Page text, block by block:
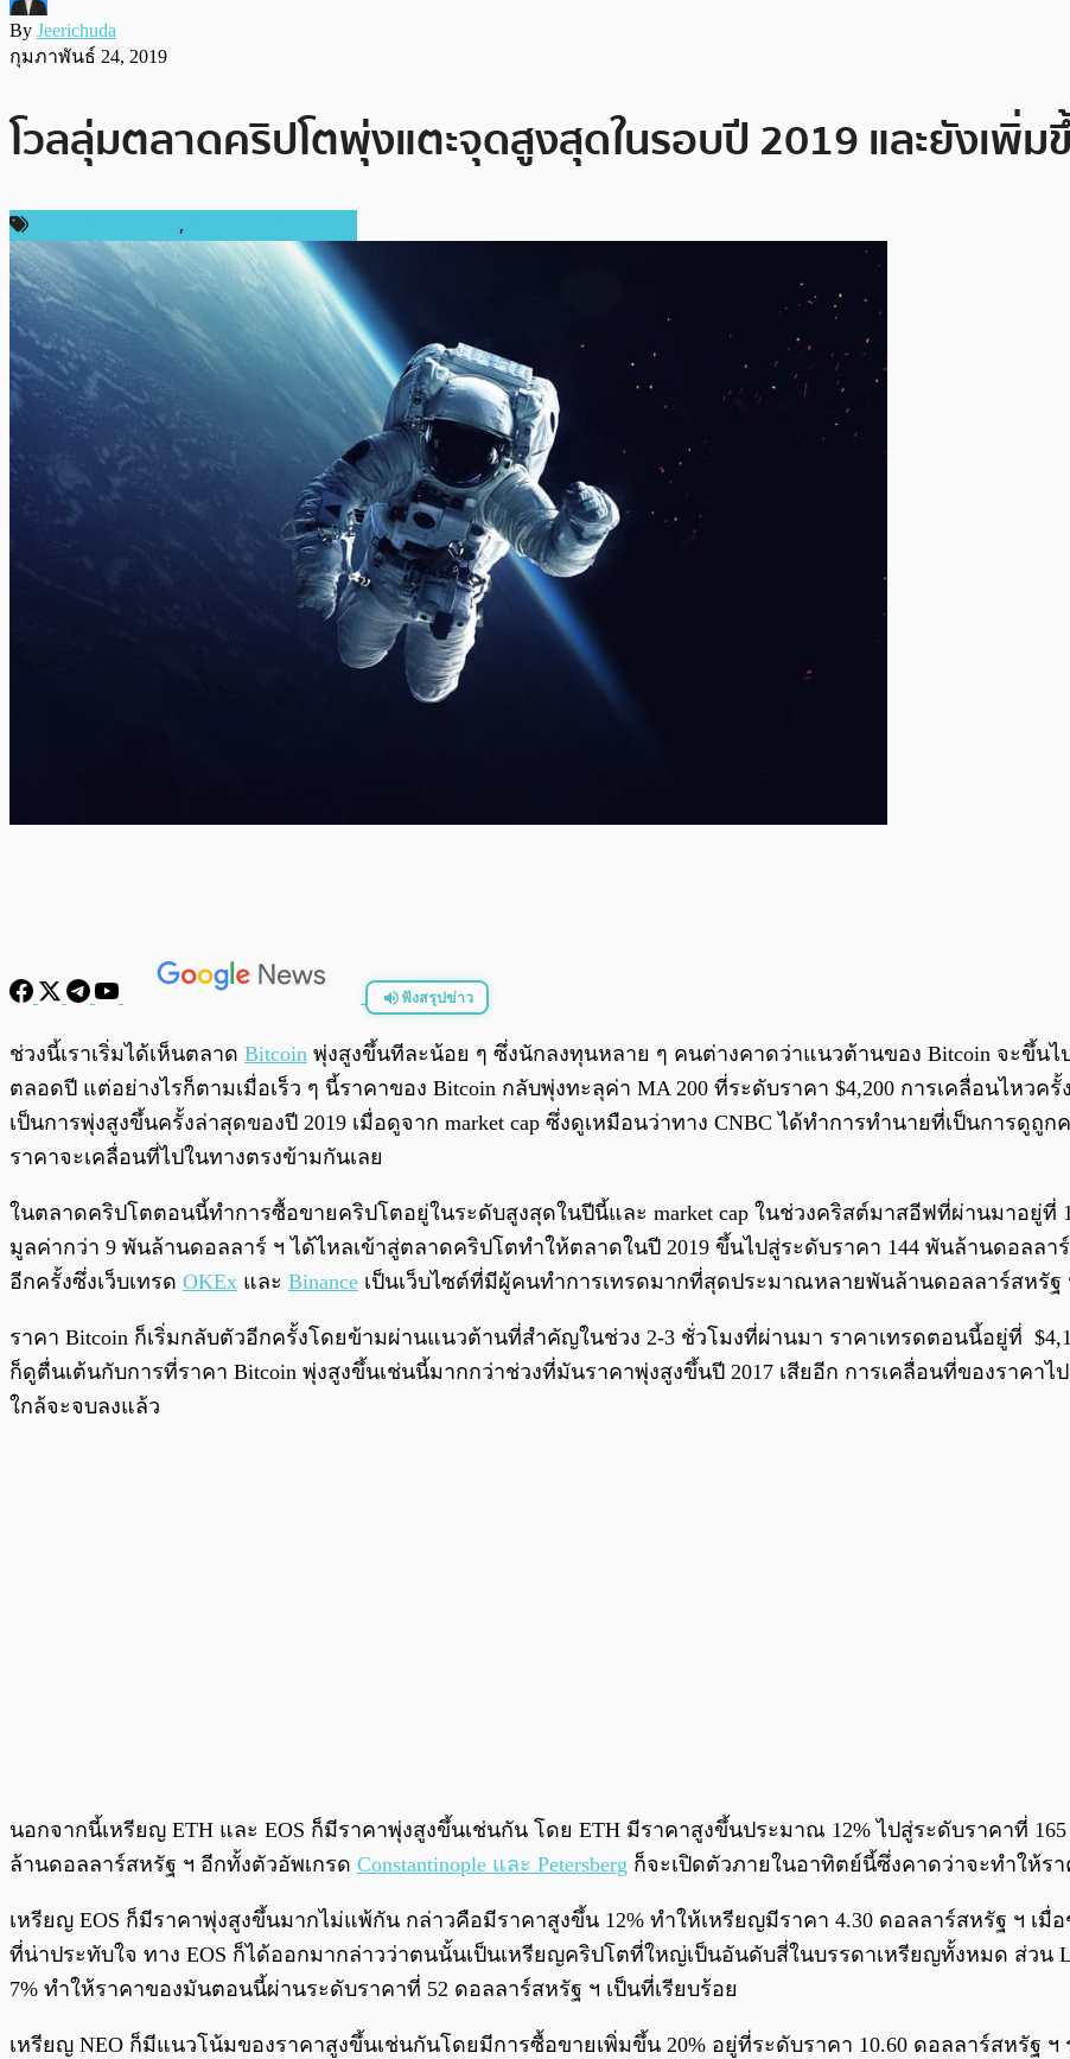
By Jeerichuda
กุมภาพันธ์ 24, 2019
โวลลุ่มตลาดคริปโตพุ่งแตะจุดสูงสุดในรอบปี 2019 และยังเพิ่ม
,
ฟังสรุปข่าว
พร้อมเล่น
ช่วงนี้เราเริ่มได้เห็นตลาด Bitcoin พุ่งสูงขึ้นทีละน้อย ๆ ซึ่งนักลงทุนหลาย ๆ คนต่างคาดว่าแนวต้านของ Bitcoin จะขึ้นไ
ตลอดปี แต่อย่างไรก็ตามเมื่อเร็ว ๆ นี้ราคาของ Bitcoin กลับพุ่งทะลุค่า MA 200 ที่ระดับราคา $4,200 การเคลื่อนไหว
เป็นการพุ่งสูงขึ้นครั้งล่าสุดของปี 2019 เมื่อดูจาก market cap ซึ่งดูเหมือนว่าทาง CNBC ได้ทำการทำนายที่เป็นการดูถูก
ราคาจะเคลื่อนที่ไปในทางตรงข้ามกันเลย
ในตลาดคริปโตตอนนี้ทำการซื้อขายคริปโตอยู่ในระดับสูงสุดในปีนี้และ market cap ในช่วงคริสต์มาสอีฟที่ผ่านมาอยู่ที่
มูลค่ากว่า 9 พันล้านดอลลาร์ ฯ ได้ไหลเข้าสู่ตลาดคริปโตทำให้ตลาดในปี 2019 ขึ้นไปสู่ระดับราคา 144 พันล้านดอลล
อีกครั้งซึ่งเว็บเทรด OKEx และ Binance เป็นเว็บไซต์ที่มีผู้คนทำการเทรดมากที่สุดประมาณหลายพันล้านดอลลาร์สหรัฐ
ราคา Bitcoin ก็เริ่มกลับตัวอีกครั้งโดยข้ามผ่านแนวต้านที่สำคัญในช่วง 2-3 ชั่วโมงที่ผ่านมา ราคาเทรดตอนนี้อยู่ที่
ก็ดูตื่นเต้นกับการที่ราคา Bitcoin พุ่งสูงขึ้นเช่นนี้มากกว่าช่วงที่มันราคาพุ่งสูงขึ้นปี 2017 เสียอีก การเคลื่อนที่ของราคา
ใกล้จะจบลงแล้ว
นอกจากนี้เหรียญ ETH และ EOS ก็มีราคาพุ่งสูงขึ้นเช่นกัน โดย ETH มีราคาสูงขึ้นประมาณ 12% ไปสู่ระดับราคาที่
ล้านดอลลาร์สหรัฐ ฯ อีกทั้งตัวอัพเกรด Constantinople และ Petersberg ก็จะเปิดตัวภายในอาทิตย์นี้ซึ่งคาดว่าจะทำให้ร
เหรียญ EOS ก็มีราคาพุ่งสูงขึ้นมากไม่แพ้กัน กล่าวคือมีราคาสูงขึ้น 12% ทำให้เหรียญมีราคา 4.30 ดอลลาร์สหรัฐ ฯ เมื่
ที่น่าประทับใจ ทาง EOS ก็ได้ออกมากล่าวว่าตนนั้นเป็นเหรียญคริปโตที่ใหญ่เป็นอันดับสี่ในบรรดาเหรียญทั้งหมด ส่วน
7% ทำให้ราคาของมันตอนนี้ผ่านระดับราคาที่ 52 ดอลลาร์สหรัฐ ฯ เป็นที่เรียบร้อย
เหรียญ NEO ก็มีแนวโน้มของราคาสูงขึ้นเช่นกันโดยมีการซื้อขายเพิ่มขึ้น 20% อยู่ที่ระดับราคา 10.60 ดอลลาร์สหรัฐ